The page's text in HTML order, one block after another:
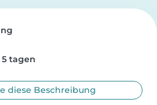
5 tagen
diese Beschreibung